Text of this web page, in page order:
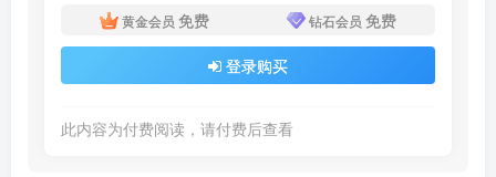
黄金会员 免费 钻石会员 免费
登录购买
此内容为付费阅读，请付费后查看